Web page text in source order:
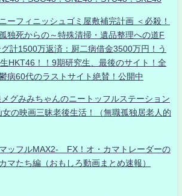
ーフィニッシュゴミ屋敷補完計画 ＜必殺！
独死からの～特殊清掃・遺品整理への道F
計1500万返済：厨二病借金3500万円！う
HKT46！！9期研究生、最後のサイト！全
病60代のラストサイト絶賛！公開中
グみみちゃんのニートッフルステーション
女の映画三昧老後生活！（無職孤独居老人的
ッフルMAX2- FX！オ・カマトレーダーの
たち編（おもしろ動画まとめ速報）